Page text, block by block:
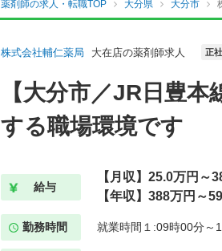
薬剤師の求人・転職TOP 大分県 大分市
株式会社輔仁薬局 大在店の薬剤師求人 正
【大分市／JR日豊
する職場環境です
給与
【月収】25.0万円～
【年収】388万円～
勤務時間 就業時間１:09時00分～